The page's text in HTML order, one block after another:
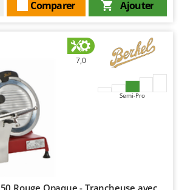
Ajouter
Comparer
7,0
Semi-Pro
Rouge Opaque - Trancheuse avec